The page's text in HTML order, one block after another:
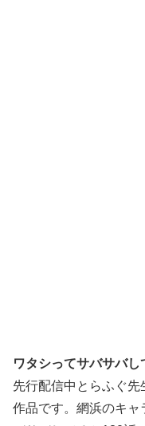
ワタシってサバサバし
先行配信中 とらふぐ先
作品です。網浜のキ